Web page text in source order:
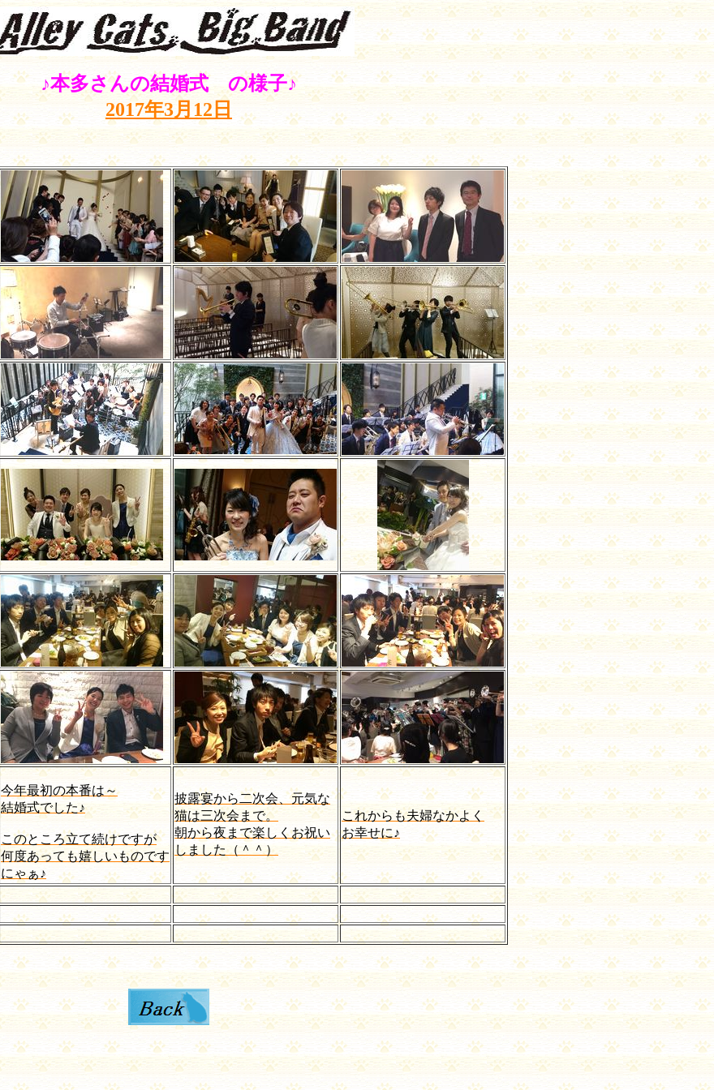
♪本多さんの結婚式 の様子♪
2017年3月12日
今年最初の本番は～
結婚式でした♪
このところ立て続けですが
何度あっても嬉しいものです
にゃぁ♪
披露宴から二次会、元気な
猫は三次会まで。
朝から夜まで楽しくお祝い
しました（＾＾）
これからも夫婦なかよく
お幸せに♪